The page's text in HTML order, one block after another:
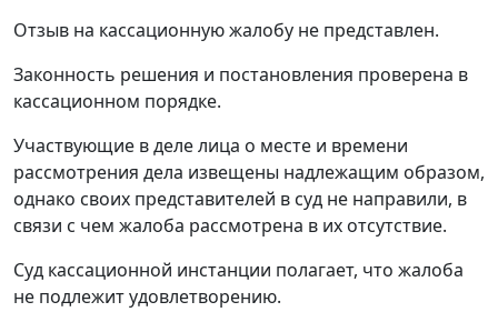
Отзыв на кассационную жалобу не представлен.
Законность решения и постановления проверена в
кассационном порядке.
Участвующие в деле лица о месте и времени
рассмотрения дела извещены надлежащим образом,
однако своих представителей в суд не направили, в
связи с чем жалоба рассмотрена в их отсутствие.
Суд кассационной инстанции полагает, что жалоба
не подлежит удовлетворению.